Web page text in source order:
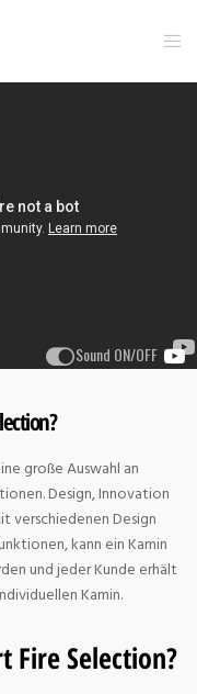
Sound ON/OFF
große Auswahl an
Design, Innovation
verschiedenen Design
kann ein Kamin
und jeder Kunde erhält
Kamin.
Fire Selection?